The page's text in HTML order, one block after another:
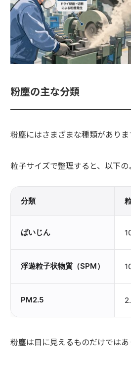
粉塵の主な分類
粉塵にはさまざまな種類がありま
粒子サイズで整理すると、以下の
分類
ばいじん
浮遊粒子状物質（SPM）
PM2.5
粉塵は目に見えるものだけではあ